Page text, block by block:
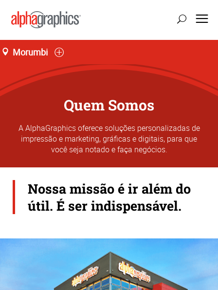
Morumbi
Quem Somos
A AlphaGraphics oferece soluções personalizadas de
impressão e marketing, gráficas e digitais, para que
você seja notado e faça negócios.
Nossa missão é ir além do
útil. É ser indispensável.